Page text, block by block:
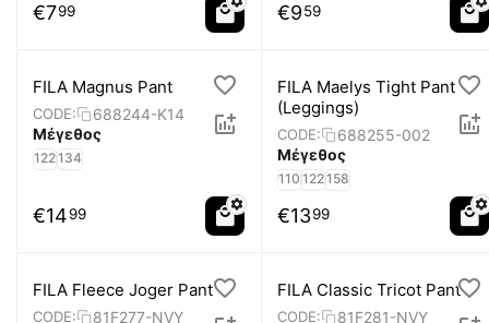
€799 €959
FILA Magnus Pant
CODE:
688244-K14
Μέγεθος
122134
€1499
FILA Maelys Tight Pant
(Leggings)
CODE:
688255-002
Μέγεθος
110 122158
€1399
FILA Fleece Joger Pant
CODE:
81F277-NVY
FILA Classic Tricot Pant
CODE:
81F281-NVY